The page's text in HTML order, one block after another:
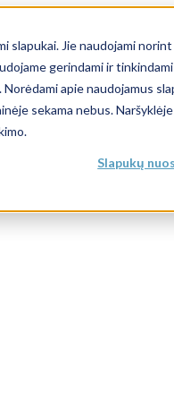
slapukai. Jie naudojami
gerindami ir
apie naudojamus
sekama nebus.
Slapukų